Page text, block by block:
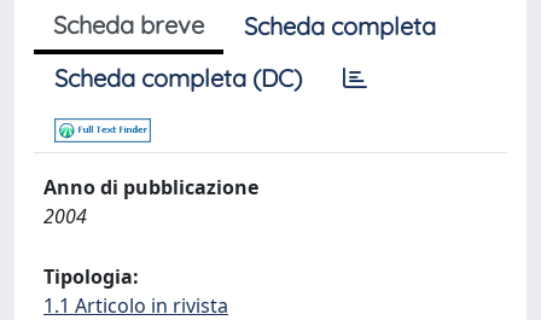
Scheda breve
Scheda completa
Scheda completa (DC)
Anno di pubblicazione
2004
Tipologia:
1.1 Articolo in rivista